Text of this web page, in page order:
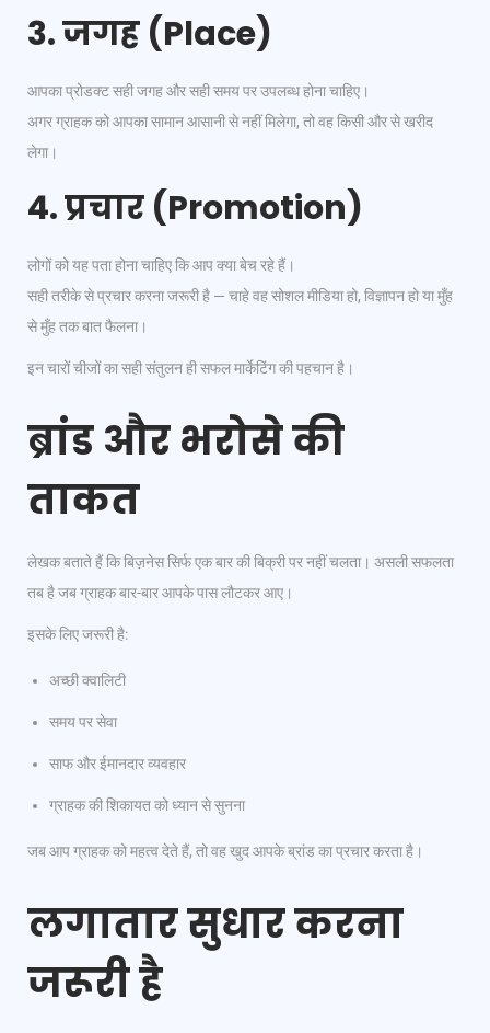
3. जगह (Place)
आपका प्रोडक्ट सही जगह और सही समय पर उपलब्ध होना चाहिए।
अगर ग्राहक को आपका सामान आसानी से नहीं मिलेगा, तो वह किसी और से खरीद
लेगा।
4. प्रचार (Promotion)
लोगों को यह पता होना चाहिए कि आप क्या बेच रहे हैं।
सही तरीके से प्रचार करना जरूरी है — चाहे वह सोशल मीडिया हो, विज्ञापन हो या मुँह
से मुँह तक बात फैलना।
इन चारों चीजों का सही संतुलन ही सफल मार्केटिंग की पहचान है।
ब्रांड और भरोसे की
ताकत
लेखक बताते हैं कि बिज़नेस सिर्फ एक बार की बिक्री पर नहीं चलता। असली सफलता
तब है जब ग्राहक बार-बार आपके पास लौटकर आए।
इसके लिए जरूरी है:
अच्छी क्वालिटी
समय पर सेवा
साफ और ईमानदार व्यवहार
ग्राहक की शिकायत को ध्यान से सुनना
जब आप ग्राहक को महत्व देते हैं, तो वह खुद आपके ब्रांड का प्रचार करता है।
लगातार सुधार करना
जरूरी है